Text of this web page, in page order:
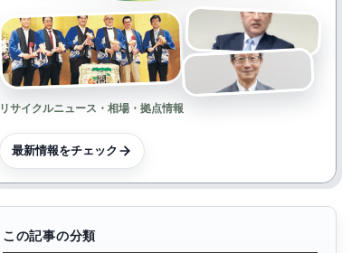
リサイクルニュース・相場・拠点情報
最新情報をチェック
この記事の分類